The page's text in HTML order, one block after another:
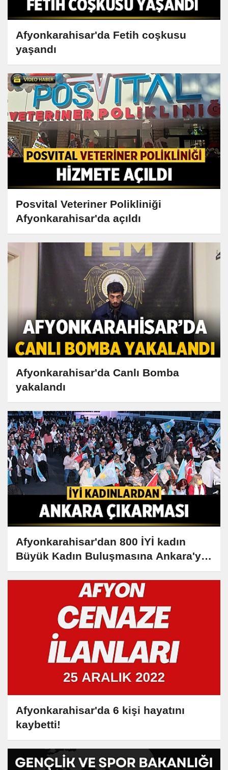
Afyonkarahisar'da Fetih coşkusu
yaşandı
Posvital Veteriner Polikliniği
Afyonkarahisar'da açıldı
Afyonkarahisar'da Canlı Bomba
yakalandı
Afyonkarahisar'dan 800 İYİ kadın
Büyük Kadın Buluşmasına Ankara'ya
gitti
Afyonkarahisar'da 6 kişi hayatını
kaybetti!